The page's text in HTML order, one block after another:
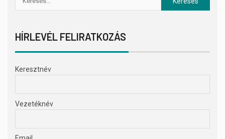
HÍRLEVÉL FELIRATKOZÁS
Keresztnév
Vezetéknév